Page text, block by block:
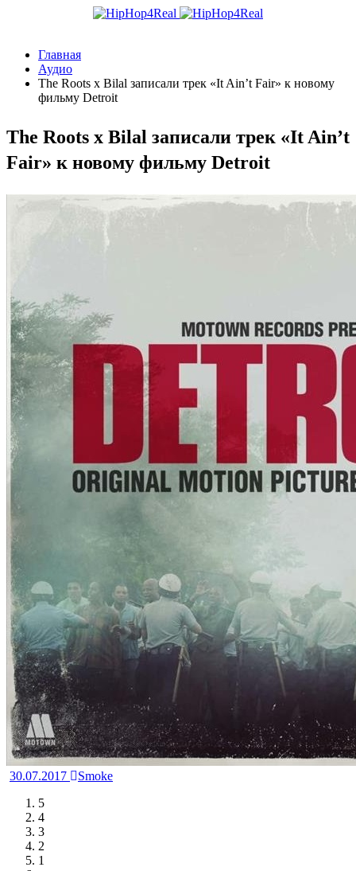
Главная
Аудио
The Roots x Bilal записали трек «It Ain’t Fair» к новому
фильму Detroit
The Roots x Bilal записали трек «It Ain’t
Fair» к новому фильму Detroit
30.07.2017
Smoke
5
4
3
2
1